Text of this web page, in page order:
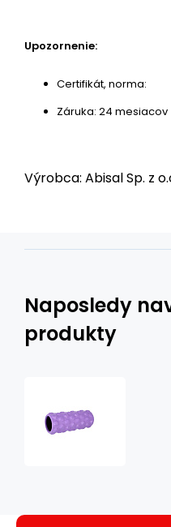
Upozornenie:
Certifikát, norma:
Záruka: 24 mesiacov
Výrobca: Abisal Sp. z
Naposledy
produkty